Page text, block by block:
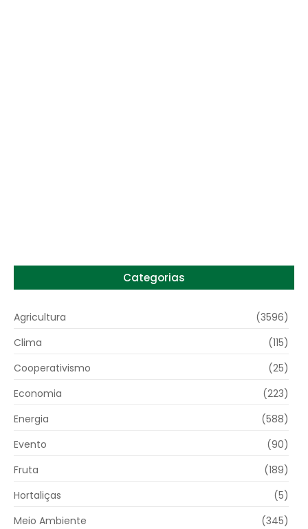
Categorias
Agricultura
(3596)
Clima
(115)
Cooperativismo
(25)
Economia
(223)
Energia
(588)
Evento
(90)
Fruta
(189)
Hortaliças
(5)
Meio Ambiente
(345)